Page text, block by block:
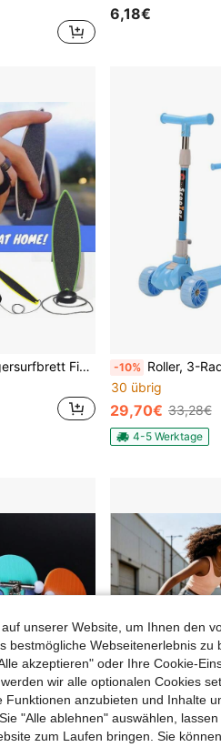
6,18€
1/3 Stücke Mini-Fingersurfbrett Fingerskateboard-Spielsachen, Spaß-Stresslinderungsspielzeug für Surfer
-10% Roller, 3-Rad-Roller,
30 übrig
29,70€ 33,28€
4-5 Werktage
unserer Website, um Ihnen den
bestmögliche Webseitenerlebnis zu
akzeptieren" oder Ihre Cookie-
wir alle optionalen Cookies
anzubieten und Inhalte
"Alle ablehnen" auswählen,
zum Laufen bringen. Sie